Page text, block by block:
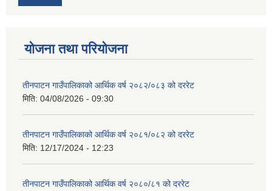
योजना तथा परियोजना
तीनपाटन गाउँपालिकाको आर्थिक वर्ष २०८२/०८३ को दररेट
मिति: 04/08/2026 - 09:30
तीनपाटन गाउँपालिकाको आर्थिक वर्ष २०८१/०८२ को दररेट
मिति: 12/17/2024 - 12:23
तीनपाटन गाउँपालिकाको आर्थिक वर्ष २०८०/८१ को दररेट